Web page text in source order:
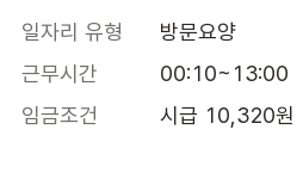
일자리 유형
방문요양
근무시간
00:10~13:00
임금조건
시급 10,320원